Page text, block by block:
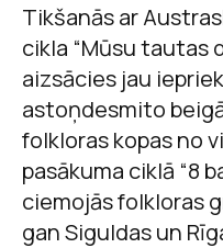
Tikšanās ar
cikla “Mūsu tautas
aizsācies jau
astoņdesmito
folkloras kopas no
pasākuma ciklā “8
ciemojās folkloras
gan Siguldas un